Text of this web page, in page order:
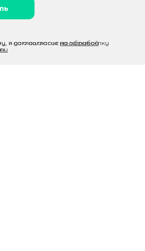
я соглашаюсь c политикой
я даю согласие наобработку